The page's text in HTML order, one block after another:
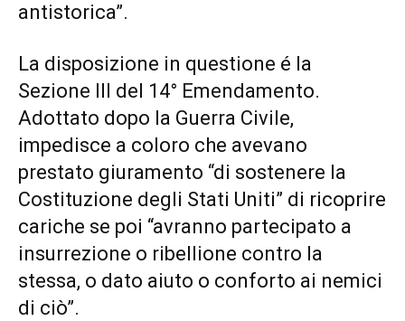
antistorica”.
La disposizione in questione é la
Sezione III del 14° Emendamento.
Adottato dopo la Guerra Civile,
impedisce a coloro che avevano
prestato giuramento “di sostenere la
Costituzione degli Stati Uniti” di ricoprire
cariche se poi “avranno partecipato a
insurrezione o ribellione contro la
stessa, o dato aiuto o conforto ai nemici
di ciò”.